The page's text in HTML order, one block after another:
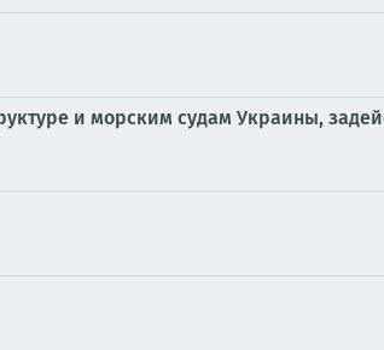
и морским судам Украины,